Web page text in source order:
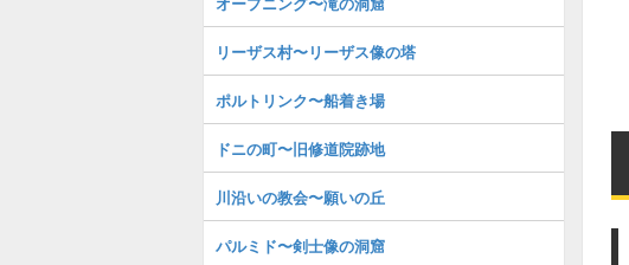
リーザス村〜リーザス像の塔
ポルトリンク〜船着き場
ドニの町〜旧修道院跡地
川沿いの教会〜願いの丘
パルミド〜剣士像の洞窟